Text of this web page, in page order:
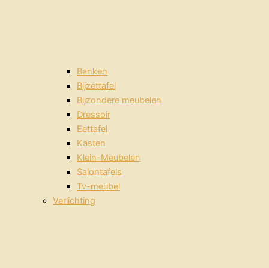
Banken
Bijzettafel
Bijzondere meubelen
Dressoir
Eettafel
Kasten
Klein-Meubelen
Salontafels
Tv-meubel
Verlichting